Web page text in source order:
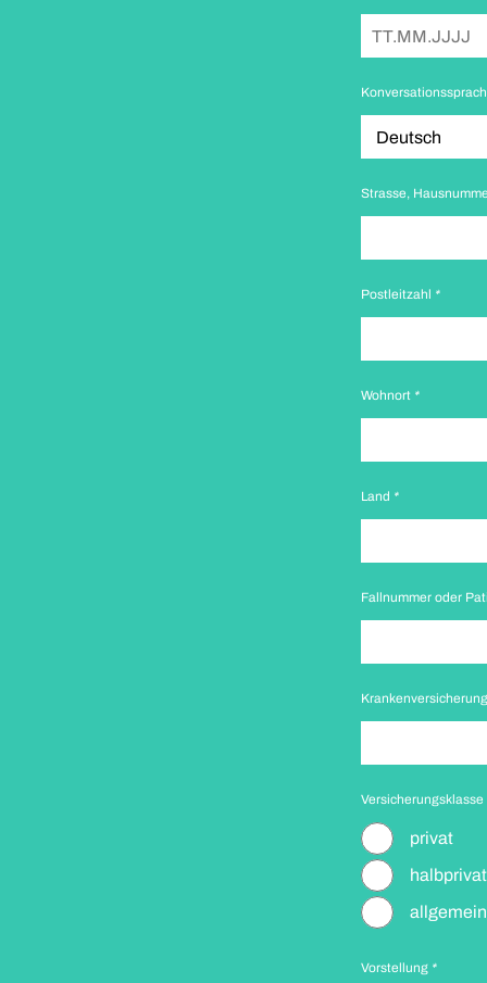
Strasse,
Postleitzahl *
Wohnort *
Land *
Fallnummer oder
Krankenversicherung
Versicherungsklasse
privat
halbprivat
allgemein
Vorstellung *